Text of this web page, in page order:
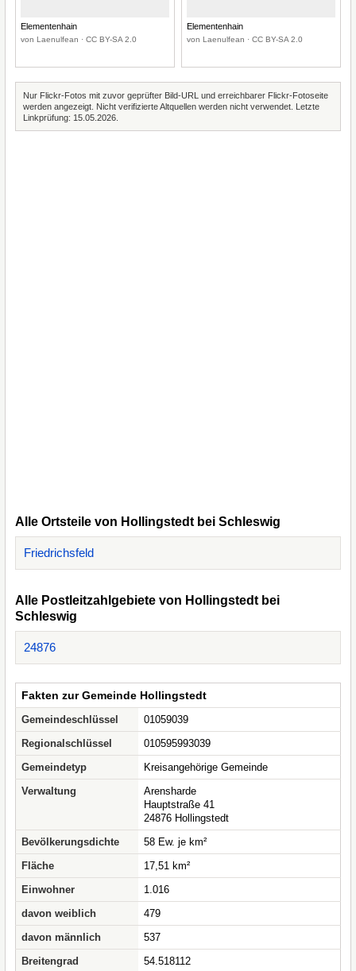
Elementenhain
von Laenulfean · CC BY-SA 2.0
Elementenhain
von Laenulfean · CC BY-SA 2.0
Nur Flickr-Fotos mit zuvor geprüfter Bild-URL und erreichbarer Flickr-Fotoseite
werden angezeigt. Nicht verifizierte Altquellen werden nicht verwendet. Letzte
Linkprüfung: 15.05.2026.
Alle Ortsteile von Hollingstedt bei Schleswig
Friedrichsfeld
Alle Postleitzahlgebiete von Hollingstedt bei
Schleswig
24876
Fakten zur Gemeinde Hollingstedt
Gemeindeschlüssel
01059039
Regionalschlüssel
010595993039
Gemeindetyp
Kreisangehörige Gemeinde
Verwaltung
Arensharde
Hauptstraße 41
24876 Hollingstedt
Bevölkerungsdichte
58 Ew. je km²
Fläche
17,51 km²
Einwohner
1.016
davon weiblich
479
davon männlich
537
Breitengrad
54.518112